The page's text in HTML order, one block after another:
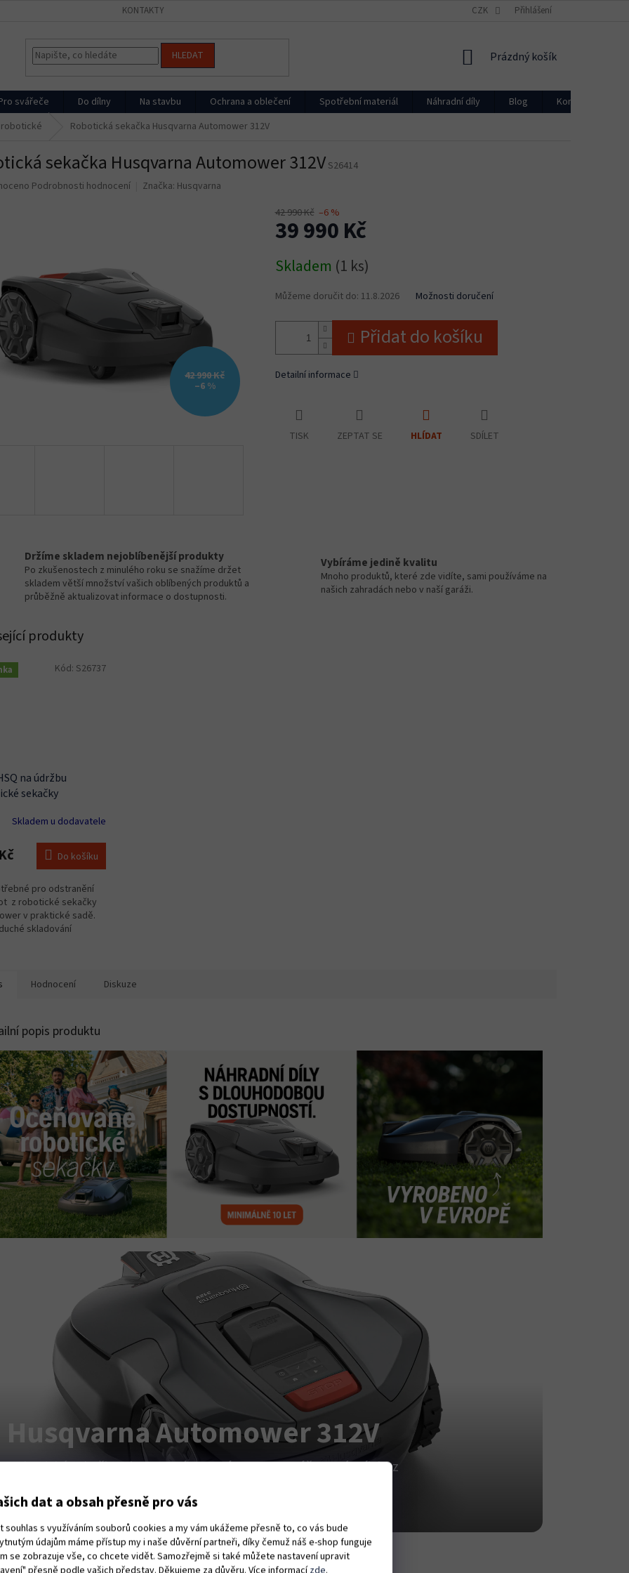
dat a obsah přesně pro vás
souhlas s využíváním souborů cookies a my vám ukážeme přesně to, co vás bude
údajům máme přístup my i naše důvěrní partneři, díky čemuž náš e-shop funguje
se zobrazuje vše, co chcete vidět. Samozřejmě si také můžete nastavení upravit
KONTAKTY CZK Přihlášení
HLEDAT
NÁKUPNÍ
Prázdný košík
svářeče Do dílny Na stavbu Ochrana a oblečení Spotřební materiál Náhradní díly Blog
Kontakty
Robotická sekačka Husqvarna Automower 312V
sekačka Husqvarna Automower 312VS26414
Podrobnosti hodnocení Značka: Husqvarna
42 990 Kč
–6 %
42 990 Kč –6 %
39 990 Kč
cena:
Skladem (1 ks)
Můžeme doručit do: 11.8.2026 Možnosti doručení
Přidat do košíku
Detailní informace
TISK ZEPTAT SE HLÍDAT SDÍLET
Držíme skladem nejoblíbenější produkty
Po zkušenostech z minulého roku se snažíme držet
skladem větší množství vašich oblíbených produktů a
průběžně aktualizovat informace o dostupnosti.
Vybíráme jedině kvalitu
Mnoho produktů, které zde vidíte, sami používáme na
našich zahradách nebo v naší garáži.
produkty
na údržbu
sekačky
Skladem u dodavatele
Do košíku
pro odstranění
z robotické sekačky
v praktické sadě.
skladování
Kód: S26737
Hodnocení Diskuze
popis produktu
Husqvarna Automower 312V
Robotická sekačka s kamerovým systémem AI – péče o trávník bez